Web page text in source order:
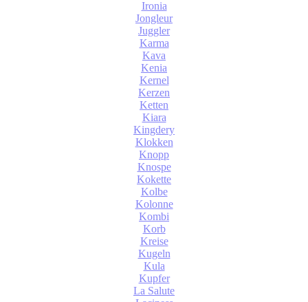
Ironia
Jongleur
Juggler
Karma
Kava
Kenia
Kernel
Kerzen
Ketten
Kiara
Kingdery
Klokken
Knopp
Knospe
Kokette
Kolbe
Kolonne
Kombi
Korb
Kreise
Kugeln
Kula
Kupfer
La Salute